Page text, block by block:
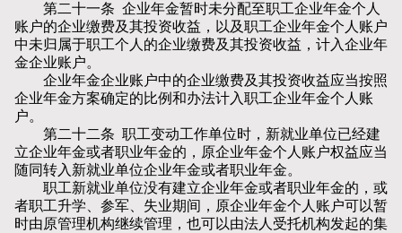
第二十一条 企业年金暂时未分配至职工企业年金个人
账户的企业缴费及其投资收益，以及职工企业年金个人账户
中未归属于职工个人的企业缴费及其投资收益，计入企业年
金企业账户。
企业年金企业账户中的企业缴费及其投资收益应当按照
企业年金方案确定的比例和办法计入职工企业年金个人账
户。
第二十二条 职工变动工作单位时，新就业单位已经建
立企业年金或者职业年金的，原企业年金个人账户权益应当
随同转入新就业单位企业年金或者职业年金。
职工新就业单位没有建立企业年金或者职业年金的，或
者职工升学、参军、失业期间，原企业年金个人账户可以暂
时由原管理机构继续管理，也可以由法人受托机构发起的集